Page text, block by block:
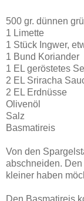
500 gr. dünnen
1 Limette
1 Stück Ingwer,
1 Bund Koriander
1 EL geröstetes
2 EL Sriracha
2 EL Erdnüsse
Olivenöl
Salz
Basmatireis
Von den
abschneiden.
kleiner haben